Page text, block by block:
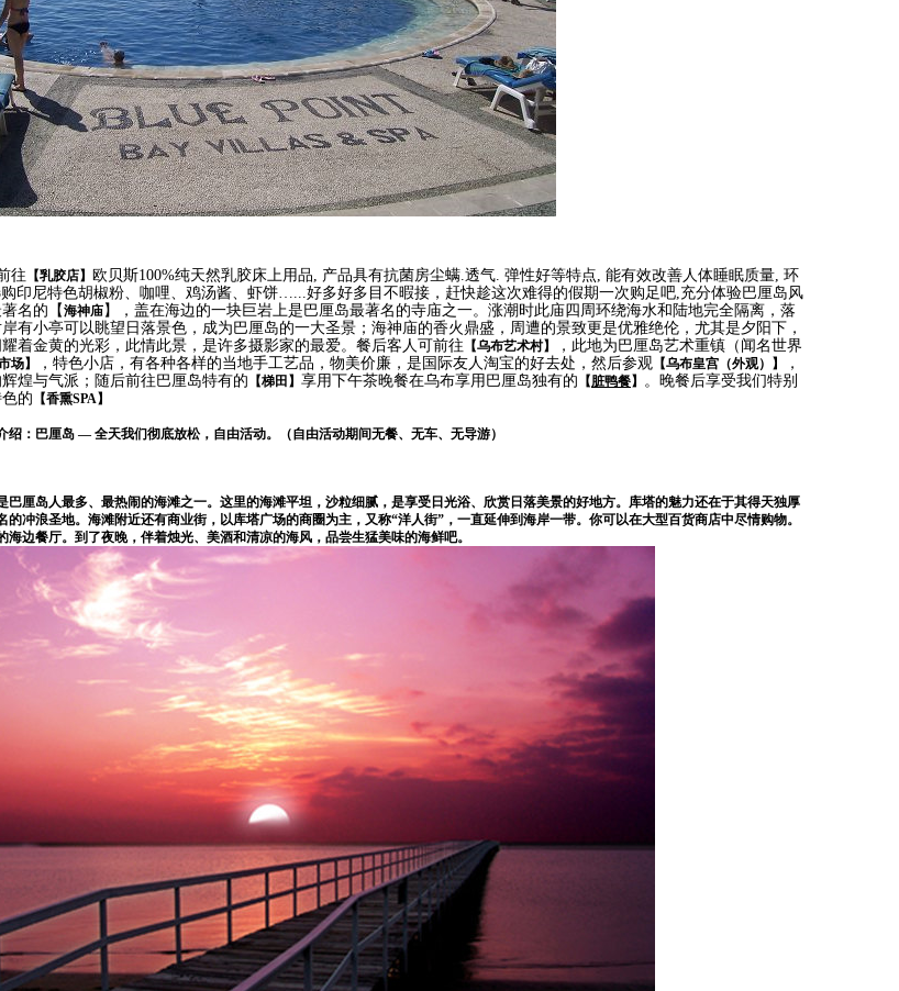
往 【乳胶店】 欧贝斯100%纯天然乳胶床上用品 产品具有抗菌房尘螨 透气 弹性好等特点 能有效改善人体睡眠质量 环
印尼特色胡椒粉、咖哩、鸡汤酱、虾饼 好多好多 目不暇接 ，赶快趁这次难得的假期一次购足吧 充分体验巴厘岛风
名的【海神庙】，盖在海边的一块巨岩上是巴厘岛最著名的寺庙之一。涨潮时此庙四周环绕海水和陆地完全隔离，落
有小亭可以眺望日落景色，成为巴厘岛的一大圣景；海神庙的香火鼎盛，周遭的景致更是优雅绝伦，尤其是夕阳下，
着金黄的光彩，此情此景，是许多摄影家的最爱。餐后客人可前往 【乌布艺术村】
，此地为巴厘岛艺术重镇（闻名世界
场】 ，特色小店，有各种各样的当地手工艺品，物美价廉，是国际友人淘宝的好去处，然后参观 【乌布皇宫（外观）】
，
煌与气派；随后前往巴厘岛特有的 【梯田】 享用下午茶晚餐在乌布享用巴厘岛独有的 【脏鸭餐】
。晚餐后享受我们特别
的 【香熏SPA】
绍： 巴厘岛 — 全天我们彻底放松，自由活动。 （自由活动期间无餐、无车、无导游）
巴厘岛人最多、最热闹的海滩之一。这里的海滩平坦，沙粒细腻，是享受日光浴、欣赏日落美景的好地方。库塔的魅力还在于其得天独厚
的冲浪圣地。海滩附近还有商业街，以库塔广场的商圈为主，又称“洋人街”，一直延伸到海岸一带。你可以在大型百货商店中尽情购物。
海边餐厅。到了夜晚，伴着烛光、美酒和清凉的海风，品尝生猛美味的海鲜吧。